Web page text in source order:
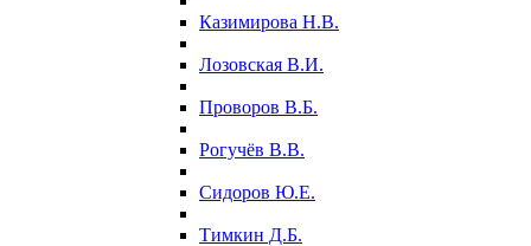
Казимирова Н.В.
Лозовская В.И.
Проворов В.Б.
Рогучёв В.В.
Сидоров Ю.Е.
Тимкин Д.Б.